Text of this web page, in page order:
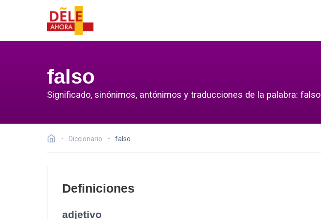
falso
Significado, sinónimos, antónimos y traducciones de la palabra: falso
Diccionario falso
Definiciones
adjetivo